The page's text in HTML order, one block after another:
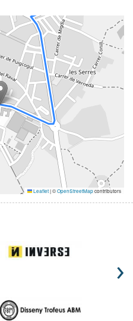
Leaflet|©OpenStreetMapcontributors
›